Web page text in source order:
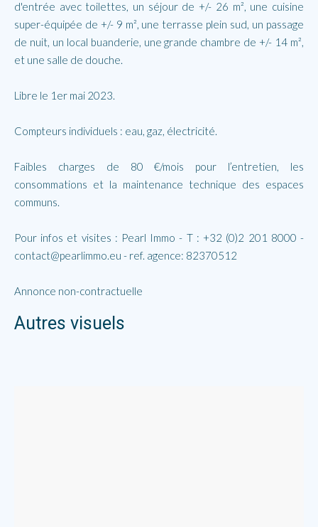
d'entrée avec toilettes, un séjour de +/- 26 m², une cuisine
super-équipée de +/- 9 m², une terrasse plein sud, un passage
de nuit, un local buanderie, une grande chambre de +/- 14 m²,
et une salle de douche.
Libre le 1er mai 2023.
Compteurs individuels : eau, gaz, électricité.
Faibles charges de 80 €/mois pour l’entretien, les
consommations et la maintenance technique des espaces
communs.
Pour infos et visites : Pearl Immo - T : +32 (0)2 201 8000 -
contact@pearlimmo.eu - ref. agence: 82370512
Annonce non-contractuelle
Autres visuels